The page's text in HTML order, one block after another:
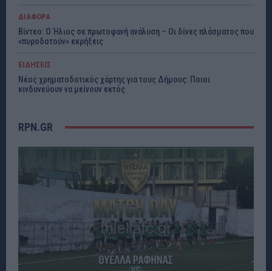
ΔΙΑΦΟΡΑ
Βίντεο: Ο Ήλιος σε πρωτοφανή ανάλυση – Οι δίνες πλάσματος που
«πυροδοτούν» εκρήξεις
ΕΙΔΗΣΕΙΣ
Νέος χρηματοδοτικός χάρτης για τους Δήμους: Ποιοι
κινδυνεύουν να μείνουν εκτός
RPN.GR